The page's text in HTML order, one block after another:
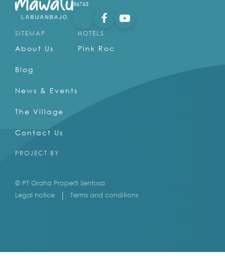
SITEMAP
About Us
Blog
News & Events
The Village
Contact Us
HOTELS
Pink Roc
86763
PROJECT BY
© PT Graha Properti Sentosa
Legal notice
Terms and conditions